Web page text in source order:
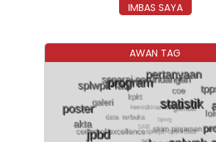
IMBAS SAYA
AWAN TAG